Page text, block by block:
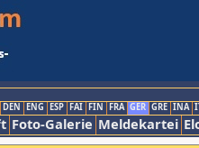
DEN ENG ESP FAI FIN FRA GER GRE INA
Foto-Galerie Meldekartei